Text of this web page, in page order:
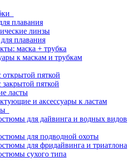
плавания
линзы
плавания
маска + трубка
к маскам и трубкам
открытой пяткой
закрытой пяткой
ласты
и аксессуары к ластам
для дайвинга и водных видов
для подводной охоты
для фридайвинга и триатлона
сухого типа